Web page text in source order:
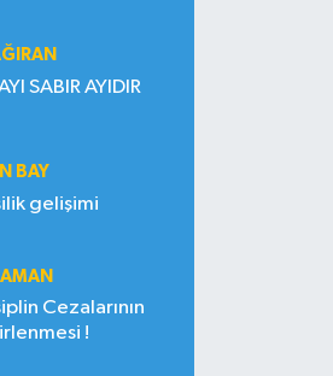
SABIR AYIDIR
BAY
gelişimi
Cezalarının
!